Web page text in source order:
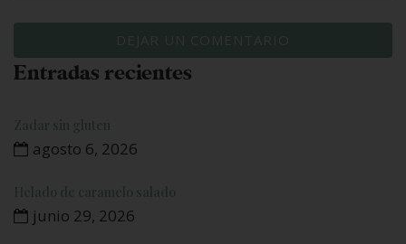
Entradas recientes
Zadar sin gluten
agosto 6, 2026
Helado de caramelo salado
junio 29, 2026